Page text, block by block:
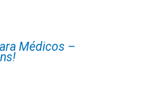
Médicos –